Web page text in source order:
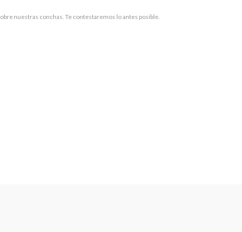
nuestras conchas. Te contestaremos lo antes posible.